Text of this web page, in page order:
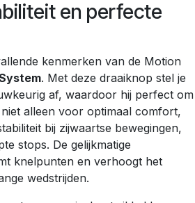
en perfecte
kenmerken van de Motion
. Met deze draaiknop stel je
af, waardoor hij perfect om
alleen voor optimaal comfort,
bij zijwaartse bewegingen,
stops. De gelijkmatige
knelpunten en verhoogt het
wedstrijden.